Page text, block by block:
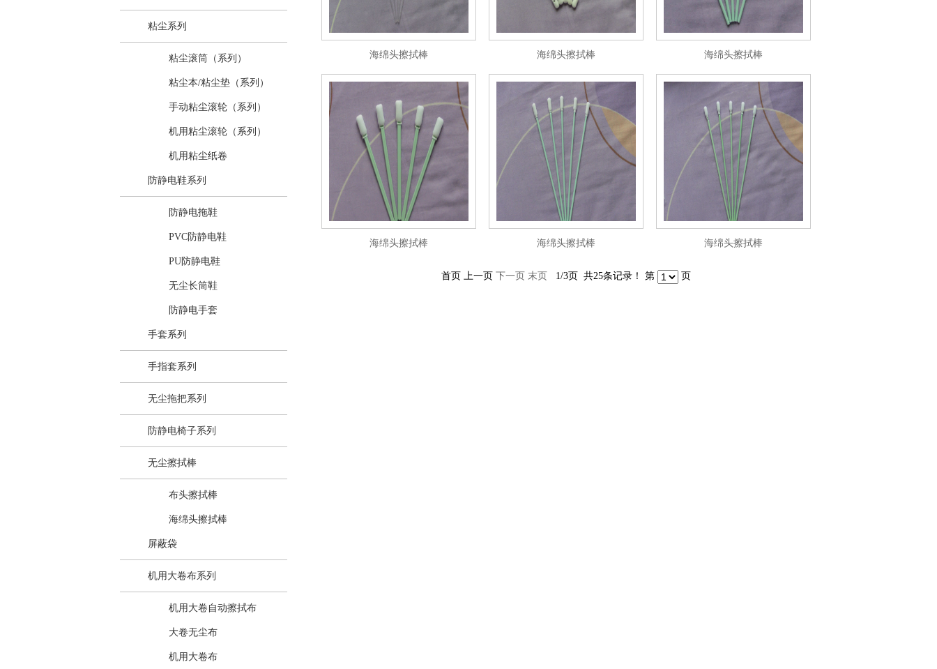
粘尘系列
粘尘滚筒（系列）
粘尘本/粘尘垫（系列）
手动粘尘滚轮（系列）
机用粘尘滚轮（系列）
机用粘尘纸卷
防静电鞋系列
防静电拖鞋
PVC防静电鞋
PU防静电鞋
无尘长筒鞋
防静电手套
手套系列
手指套系列
无尘拖把系列
防静电椅子系列
无尘擦拭棒
布头擦拭棒
海绵头擦拭棒
屏蔽袋
机用大卷布系列
机用大卷自动擦拭布
大卷无尘布
机用大卷布
海绵头擦拭棒 海绵头擦拭棒 海绵头擦拭棒
海绵头擦拭棒 海绵头擦拭棒 海绵头擦拭棒
首页 上一页 下一页 末页 1/3页 共25条记录！ 第 页